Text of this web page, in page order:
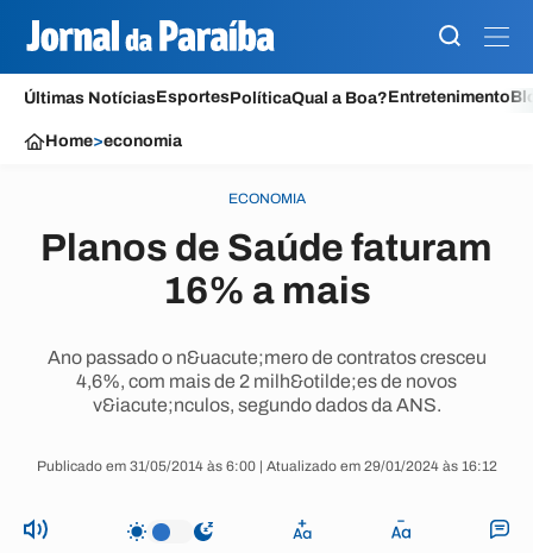
Últimas NotíciasEsportesPolíticaQual a Boa?Entretenimento
Home>economia
ECONOMIA
Planos de Saúde faturam
16% a mais
Ano passado o n&uacute;mero de contratos cresceu
4,6%, com mais de 2 milh&otilde;es de novos
v&iacute;nculos, segundo dados da ANS.
Publicado em 31/05/2014 às 6:00 | Atualizado em 29/01/2024 às 16:12